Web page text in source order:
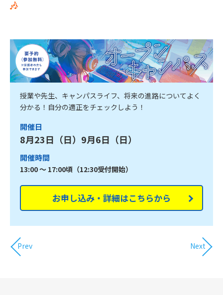
授業や先生、キャンパスライフ、将来の進路についてよく
分かる！自分の適正をチェックしよう！
開催日
8月23日（日）9月6日（日）
開催時間
13:00 ～ 17:00頃（12:30受付開始）
お申し込み・詳細はこちらから
Prev Next